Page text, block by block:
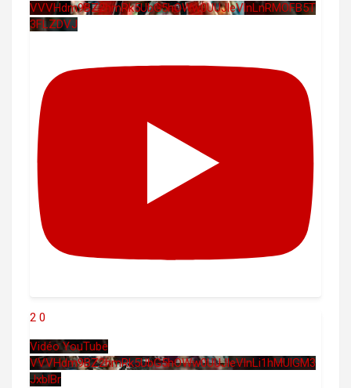
VVVHdm9BZ2hmRk5UbG5hOWw0UUJleVlnLnRMOFB5T
3FLZDVJ
2 0
Vidéo YouTube
VVVHdm9BZ2hmRk5UbG5hOWw0UUJleVlnLi1hMUlGM3
JxblBr